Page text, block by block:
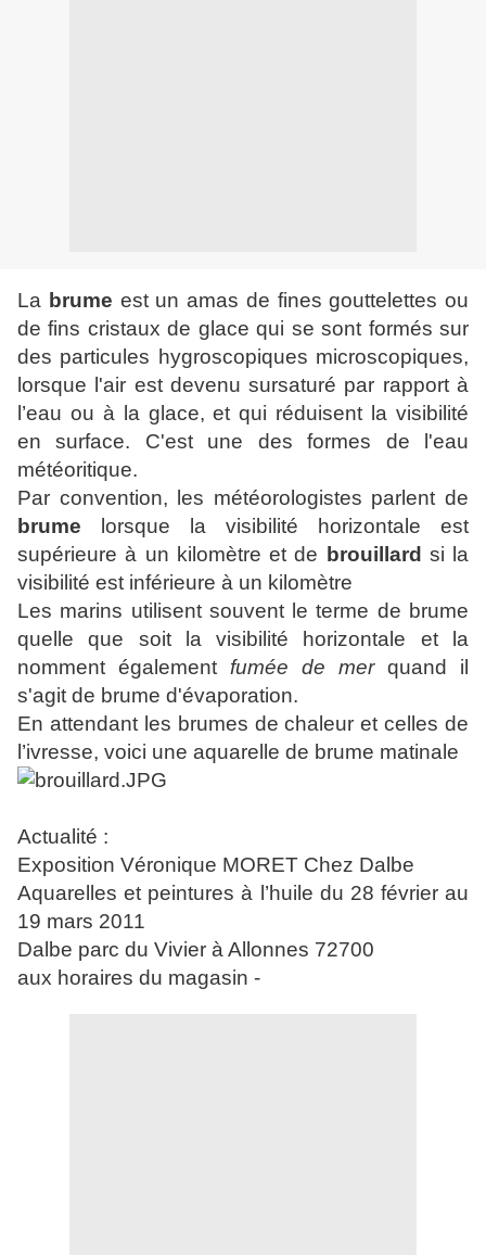
La brume est un amas de fines gouttelettes ou
de fins cristaux de glace qui se sont formés sur
des particules hygroscopiques microscopiques,
lorsque l'air est devenu sursaturé par rapport à
l’eau ou à la glace, et qui réduisent la visibilité
en surface. C'est une des formes de l'eau
météoritique.
Par convention, les météorologistes parlent de
brume lorsque la visibilité horizontale est
supérieure à un kilomètre et de
brouillard si la
visibilité est inférieure à un kilomètre
Les marins utilisent souvent le terme de brume
quelle que soit la visibilité horizontale et la
nomment également fumée de merquand il
s'agit de brume d'évaporation.
En attendant les brumes de chaleur et celles de
l’ivresse, voici une aquarelle de brume matinale
Actualité :
Exposition Véronique MORET Chez Dalbe
Aquarelles et peintures à l’huile du 28 février au
19 mars 2011
Dalbe parc du Vivier à Allonnes 72700
aux horaires du magasin -